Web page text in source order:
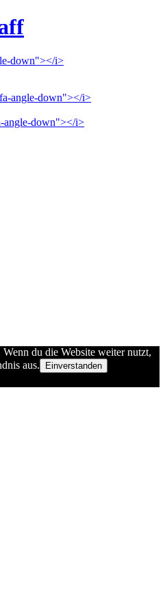
down"></i>
angle-down"></i>
angle-down"></i>
du die Website weiter nutzt,
aus.
Einverstanden